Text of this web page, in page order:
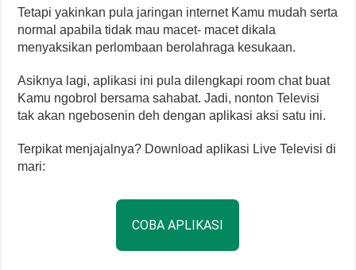
Tetapi yakinkan pula jaringan internet Kamu mudah serta
normal apabila tidak mau macet- macet dikala
menyaksikan perlombaan berolahraga kesukaan.
Asiknya lagi, aplikasi ini pula dilengkapi room chat buat
Kamu ngobrol bersama sahabat. Jadi, nonton Televisi
tak akan ngebosenin deh dengan aplikasi aksi satu ini.
Terpikat menjajalnya? Download aplikasi Live Televisi di
mari:
COBA APLIKASI